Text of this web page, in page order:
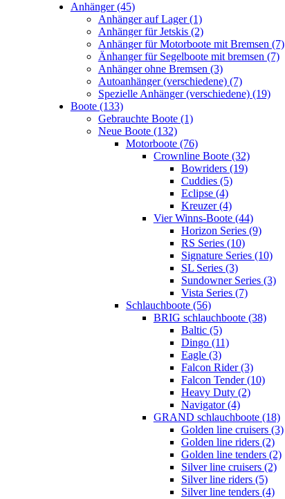
Anhänger (45)
Anhänger auf Lager (1)
Anhänger für Jetskis (2)
Anhänger für Motorboote mit Bremsen (7)
Änhanger für Segelboote mit bremsen (7)
Anhänger ohne Bremsen (3)
Autoanhänger (verschiedene) (7)
Spezielle Anhänger (verschiedene) (19)
Boote (133)
Gebrauchte Boote (1)
Neue Boote (132)
Motorboote (76)
Crownline Boote (32)
Bowriders (19)
Cuddies (5)
Eclipse (4)
Kreuzer (4)
Vier Winns-Boote (44)
Horizon Series (9)
RS Series (10)
Signature Series (10)
SL Series (3)
Sundowner Series (3)
Vista Series (7)
Schlauchboote (56)
BRIG schlauchboote (38)
Baltic (5)
Dingo (11)
Eagle (3)
Falcon Rider (3)
Falcon Tender (10)
Heavy Duty (2)
Navigator (4)
GRAND schlauchboote (18)
Golden line cruisers (3)
Golden line riders (2)
Golden line tenders (2)
Silver line cruisers (2)
Silver line riders (5)
Silver line tenders (4)